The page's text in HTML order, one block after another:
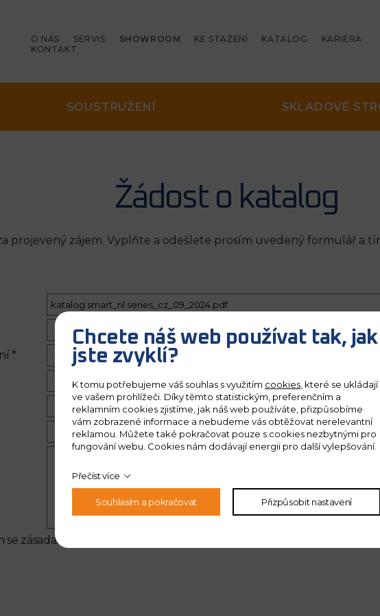
O NÁS SERVIS SHOWROOM KE STAŽENÍ KATALOG
KARIÉRA
KONTAKT
SOUSTRUŽENÍ SKLADOVÉ
Žádost o katalog
projevený zájem. Vyplňte a odešlete prosím uvedený formulář a
*
se zásadami ochrany
Chcete náš web používat tak, jak
jste zvyklí?
K tomu potřebujeme váš souhlas s využitím cookies , které se ukládají
ve vašem prohlížeči. Díky těmto statistickým, preferenčním a
reklamním cookies zjistíme, jak náš web používáte, přizpůsobíme
vám zobrazené informace a nebudeme vás obtěžovat nerelevantní
reklamou. Můžete také pokračovat pouze s cookies nezbytnými pro
fungování webu. Cookies nám dodávají energii pro další vylepšování.
Přečíst více
Souhlasím a pokračovat Přizpůsobit nastavení